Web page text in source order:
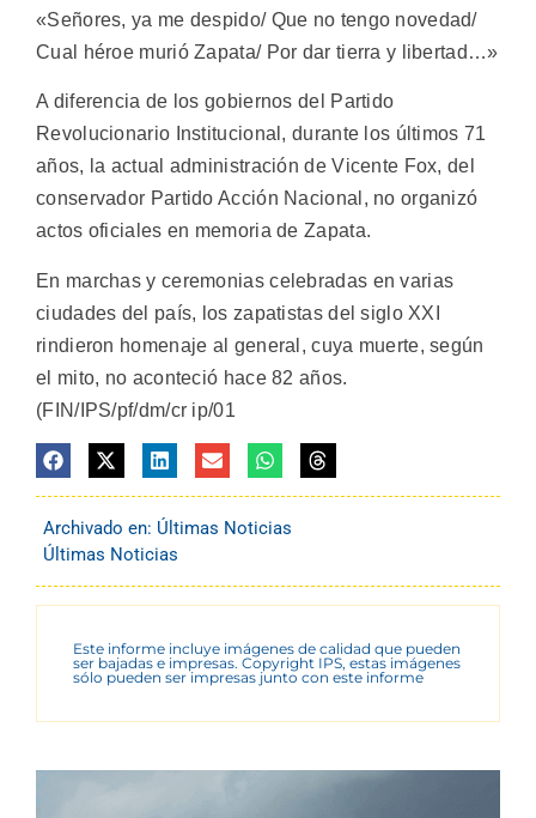
«Señores, ya me despido/ Que no tengo novedad/
Cual héroe murió Zapata/ Por dar tierra y libertad…»
A diferencia de los gobiernos del Partido
Revolucionario Institucional, durante los últimos 71
años, la actual administración de Vicente Fox, del
conservador Partido Acción Nacional, no organizó
actos oficiales en memoria de Zapata.
En marchas y ceremonias celebradas en varias
ciudades del país, los zapatistas del siglo XXI
rindieron homenaje al general, cuya muerte, según
el mito, no aconteció hace 82 años.
(FIN/IPS/pf/dm/cr ip/01
Archivado en: Últimas Noticias
Últimas Noticias
Este informe incluye imágenes de calidad que pueden
ser bajadas e impresas. Copyright IPS, estas imágenes
sólo pueden ser impresas junto con este informe